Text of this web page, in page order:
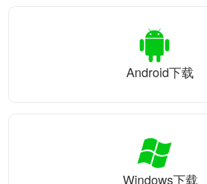
Android下载
Windows下载